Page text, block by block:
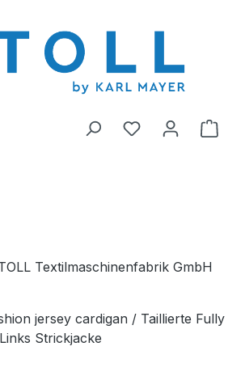
Vous avez 0Le
Textilmaschinenfabrik GmbH
d'images